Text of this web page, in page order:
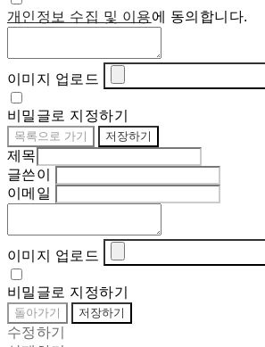
개인정보 수집 및 이용에 동의합니다.
이미지 업로드
비밀글로 지정하기
목록으로 가기 저장하기
제목
글쓴이
이메일
이미지 업로드
비밀글로 지정하기
돌아가기 저장하기
수정하기